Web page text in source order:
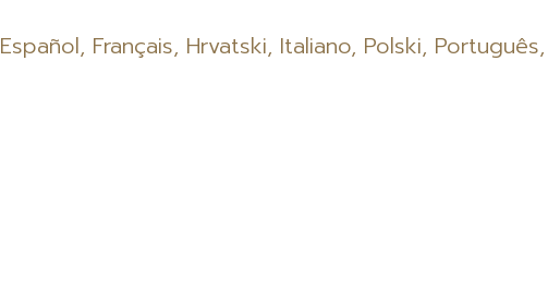
Español, Français, Hrvatski, Italiano, Polski, Português,